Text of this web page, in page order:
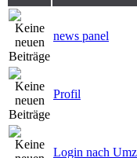
news panel
Profil
Login nach